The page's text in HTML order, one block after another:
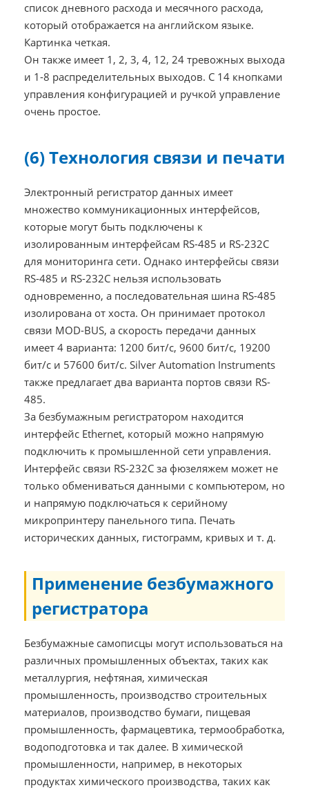
список дневного расхода и месячного расхода,
который отображается на английском языке.
Картинка четкая.
Он также имеет 1, 2, 3, 4, 12, 24 тревожных выхода
и 1-8 распределительных выходов. С 14 кнопками
управления конфигурацией и ручкой управление
очень простое.
(6) Технология связи и печати
Электронный регистратор данных имеет
множество коммуникационных интерфейсов,
которые могут быть подключены к
изолированным интерфейсам RS-485 и RS-232C
для мониторинга сети. Однако интерфейсы связи
RS-485 и RS-232C нельзя использовать
одновременно, а последовательная шина RS-485
изолирована от хоста. Он принимает протокол
связи MOD-BUS, а скорость передачи данных
имеет 4 варианта: 1200 бит/с, 9600 бит/с, 19200
бит/с и 57600 бит/с. Silver Automation Instruments
также предлагает два варианта портов связи RS-
485.
За безбумажным регистратором находится
интерфейс Ethernet, который можно напрямую
подключить к промышленной сети управления.
Интерфейс связи RS-232C за фюзеляжем может не
только обмениваться данными с компьютером, но
и напрямую подключаться к серийному
микропринтеру панельного типа. Печать
исторических данных, гистограмм, кривых и т. д.
Применение безбумажного
регистратора
Безбумажные самописцы могут использоваться на
различных промышленных объектах, таких как
металлургия, нефтяная, химическая
промышленность, производство строительных
материалов, производство бумаги, пищевая
промышленность, фармацевтика, термообработка,
водоподготовка и так далее. В химической
промышленности, например, в некоторых
продуктах химического производства, таких как